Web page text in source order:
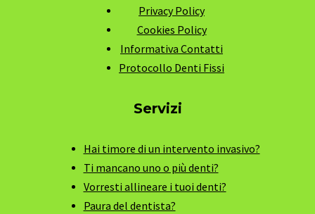
Privacy Policy
Cookies Policy
Informativa Contatti
Protocollo Denti Fissi
Servizi
Hai timore di un intervento invasivo?
Ti mancano uno o più denti?
Vorresti allineare i tuoi denti?
Paura del dentista?